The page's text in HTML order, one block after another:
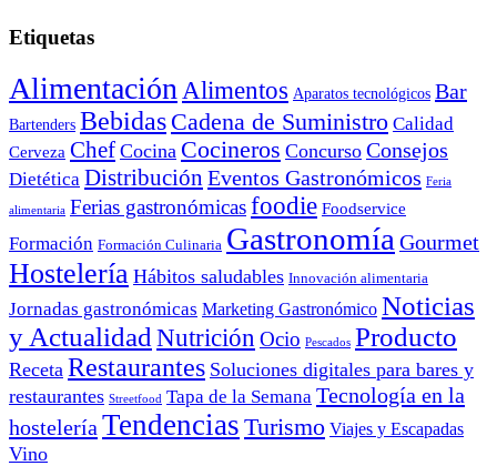
Etiquetas
Alimentación Alimentos Aparatos tecnológicos Bar
Bartenders Bebidas Cadena de Suministro Calidad
Cerveza Chef Cocina Cocineros Concurso Consejos
Dietética Distribución Eventos Gastronómicos Feria
alimentaria Ferias gastronómicasfoodie Foodservice
Formación Formación Culinaria Gastronomía Gourmet
Hostelería Hábitos saludables Innovación alimentaria
Jornadas gastronómicas Marketing Gastronómico Noticias
y Actualidad Nutrición Ocio Pescados Producto
Receta Restaurantes Soluciones digitales para bares y
restaurantes Streetfood Tapa de la Semana Tecnología en la
hostelería Tendencias Turismo Viajes y Escapadas
Vino